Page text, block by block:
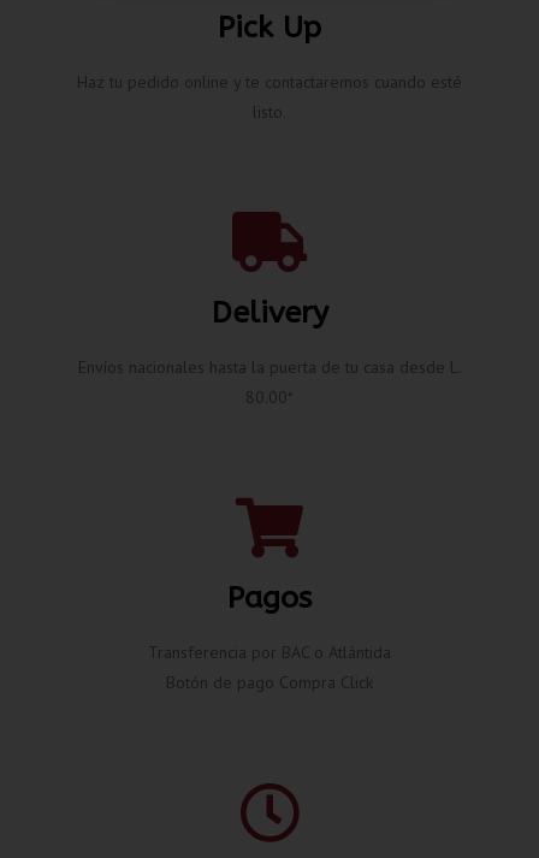
Pick Up
Haz tu pedido online y te contactaremos cuando esté
listo.
Delivery
Envíos nacionales hasta la puerta de tu casa desde L.
80.00*
Pagos
Transferencia por BAC o Atlántida
Botón de pago Compra Click